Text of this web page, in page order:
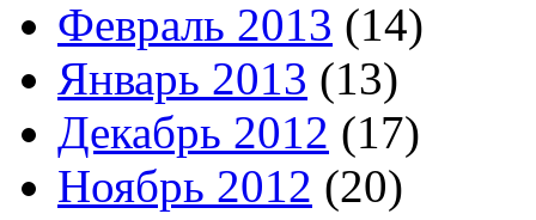
Февраль 2013 (14)
Январь 2013 (13)
Декабрь 2012 (17)
Ноябрь 2012 (20)